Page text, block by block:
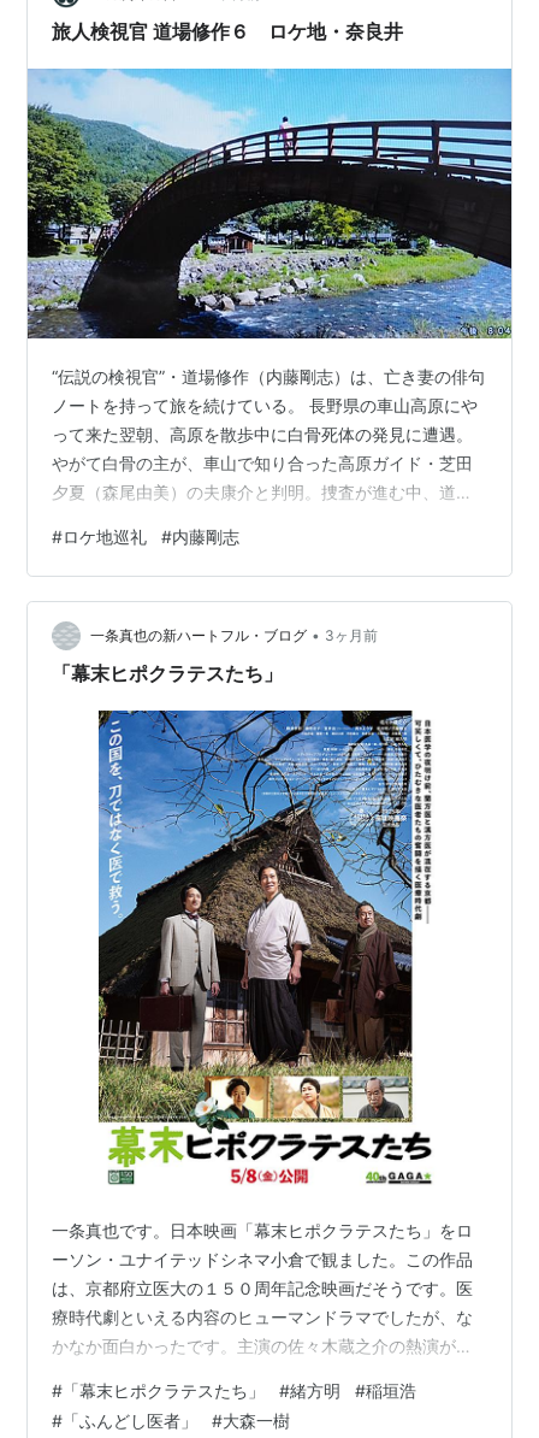
旅人検視官 道場修作６ ロケ地・奈良井
“伝説の検視官”・道場修作（内藤剛志）は、亡き妻の俳句
ノートを持って旅を続けている。 長野県の車山高原にや
って来た翌朝、高原を散歩中に白骨死体の発見に遭遇。
やがて白骨の主が、車山で知り合った高原ガイド・芝田
夕夏（森尾由美）の夫康介と判明。捜査が進む中、道場
ビ『旅人検視官 道場修作６ 長野県車山高原殺人事件』
2026年）。 【映像】小林一茶が俳句の修行に向かった道
をたどって、道場は奈良井宿にやって来ます。 【現在】
奈良井川に架かる木曽の大橋です。 【映像】「秋澄むや
一茶の道に 影ふたつ」。「うまいなぁ」と、亡き妻・由
#ロケ地巡礼 #内藤剛志
一条真也の新ハートフル・ブログ • 3ヶ月前
「幕末ヒポクラテスたち」
一条真也です。日本映画「幕末ヒポクラテスたち」をロ
ーソン・ユナイテッドシネマ小倉で観ました。この作品
は、京都府立医大の１５０周年記念映画だそうです。医
療時代劇といえる内容のヒューマンドラマでしたが、な
かなか面白かったです。主演の佐々木蔵之介の熱演が光
す。「幕末の京都を舞台に、貧富や立場に関係なく人々
を救おうとする医師たちの奮闘を描く医療時代劇。稲垣
# 「幕末ヒポクラテスたち」 #緒方明 #稲垣浩
# 「ふんどし医者」 #大森一樹